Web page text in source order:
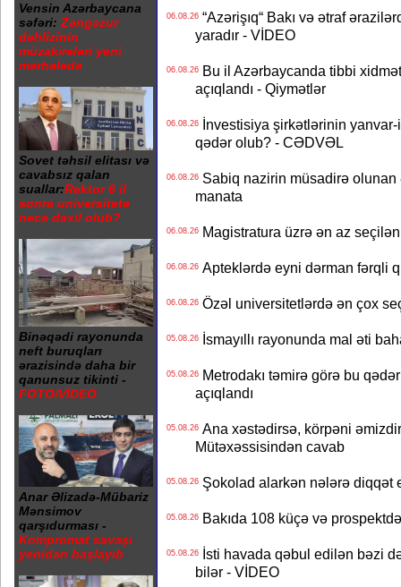
Vensin Azərbaycana
səfəri: Zəngəzur
dəhlizinin
müzakirələri yeni
mərhələdə
Sovet təhsil elitası və
cavabsız qalan
suallar:Rektor 6 il
sonra universitetə
necə daxil olub?
Binəqədi rayonunda
neft buruqları
ərazisində daha bir
qanunsuz tikinti -
FOTO/VİDEO
Anar Əlizadə-Mübariz
Mənsimov
qarşıdurması -
Kompromat savaşı
yenidən başlayıb
06.08.26“Azərişıq“ Bakı və ətraf
yaradır - VİDEO
06.08.26Bu il Azərbaycanda tibbi
açıqlandı - Qiymətlər
06.08.26İnvestisiya şirkətlərinin yanvar-
qədər olub? - CƏDVƏL
06.08.26Sabiq nazirin müsadirə olunan
manata
06.08.26Magistratura üzrə ən az
06.08.26Apteklərdə eyni dərman fərqli
06.08.26Özəl universitetlərdə ən çox
05.08.26İsmayıllı rayonunda mal əti
05.08.26Metrodakı təmirə görə bu
açıqlandı
05.08.26Ana xəstədirsə, körpəni
Mütəxəssisindən cavab
05.08.26Şokolad alarkən nələrə diqqət
05.08.26Bakıda 108 küçə və
05.08.26İsti havada qəbul edilən bəzi
bilər - VİDEO